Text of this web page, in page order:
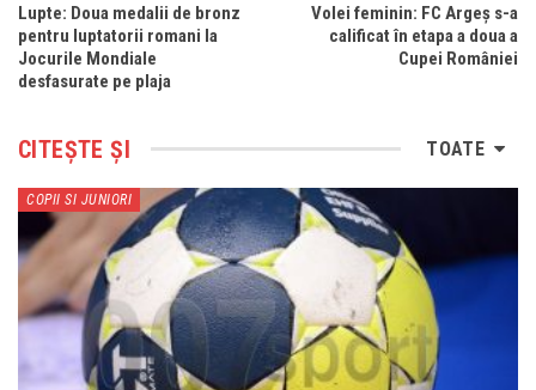
Lupte: Doua medalii de bronz
pentru luptatorii romani la
Jocurile Mondiale
desfasurate pe plaja
Volei feminin: FC Argeș s-a
calificat în etapa a doua a
Cupei României
TOATE
CITEȘTE ȘI
COPII SI JUNIORI